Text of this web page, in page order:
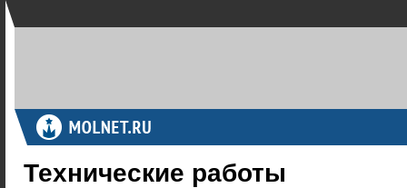
Технические работы